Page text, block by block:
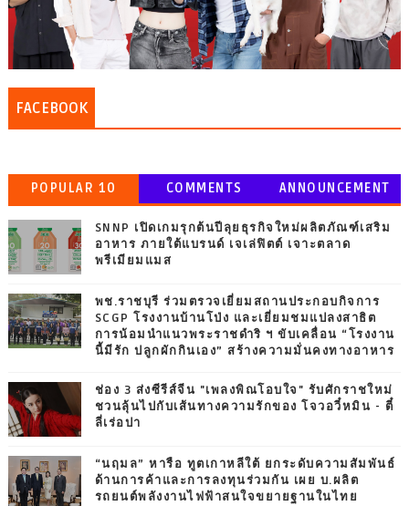
FACEBOOK
POPULAR 10 COMMENTS ANNOUNCEMENT
SNNP เปิดเกมรุกต้นปีลุยธุรกิจใหม่ผลิตภัณฑ์เสริม
อาหาร ภายใต้แบรนด์ เจเล่ฟิตต์ เจาะตลาด
พรีเมียมแมส
พช.ราชบุรี ร่วมตรวจเยี่ยมสถานประกอบกิจการ
SCGP โรงงานบ้านโป่ง และเยี่ยมชมแปลงสาธิต
การน้อมนำแนวพระราชดำริ ฯ ขับเคลื่อน “โรงงาน
นี้มีรัก ปลูกผักกินเอง” สร้างความมั่นคงทางอาหาร
ช่อง 3 ส่งซีรีส์จีน "เพลงพิณโอบใจ" รับศักราชใหม่
ชวนลุ้นไปกับเส้นทางความรักของ โจวอวี๋หมิน - ตี๋
ลี่เร่อปา
“นฤมล” หารือ ทูตเกาหลีใต้ ยกระดับความสัมพันธ์
ด้านการค้าและการลงทุนร่วมกัน เผย บ.ผลิต
รถยนต์พลังงานไฟฟ้าสนใจขยายฐานในไทย